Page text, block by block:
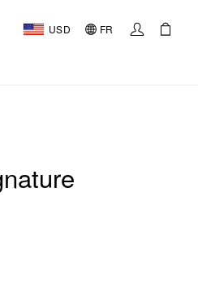
USD FR